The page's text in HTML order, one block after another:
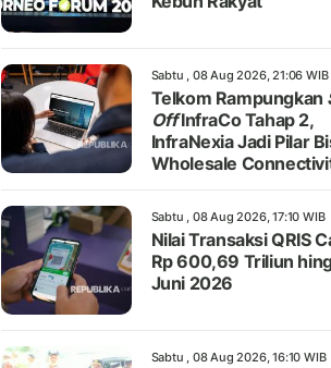
Sabtu , 08 Aug 2026, 21:06 WIB
Telkom Rampungkan
OffInfraCo Tahap 2,
InfraNexia Jadi Pilar
Wholesale
Sabtu , 08 Aug 2026, 17:10 WIB
Nilai Transaksi QRIS
Rp 600,69 Triliun
Juni 2026
Sabtu , 08 Aug 2026, 16:10 WIB